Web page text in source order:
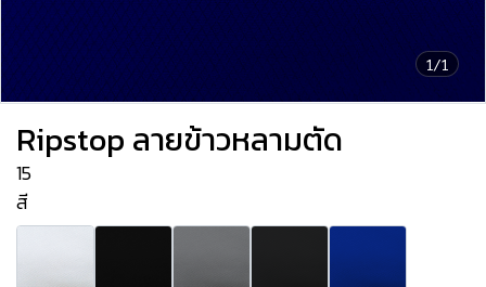
1/1
Ripstop ลายข้าวหลามตัด
15
สี